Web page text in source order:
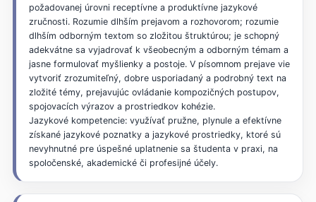
požadovanej úrovni receptívne a produktívne jazykové
zručnosti. Rozumie dlhším prejavom a rozhovorom; rozumie
dlhším odborným textom so zložitou štruktúrou; je schopný
adekvátne sa vyjadrovať k všeobecným a odborným témam a
jasne formulovať myšlienky a postoje. V písomnom prejave vie
vytvoriť zrozumiteľný, dobre usporiadaný a podrobný text na
zložité témy, prejavujúc ovládanie kompozičných postupov,
spojovacích výrazov a prostriedkov kohézie.
Jazykové kompetencie: využívať pružne, plynule a efektívne
získané jazykové poznatky a jazykové prostriedky, ktoré sú
nevyhnutné pre úspešné uplatnenie sa študenta v praxi, na
spoločenské, akademické či profesijné účely.